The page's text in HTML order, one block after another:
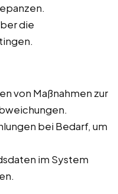
die
von Maßnahmen zur
bei Bedarf, um
im System